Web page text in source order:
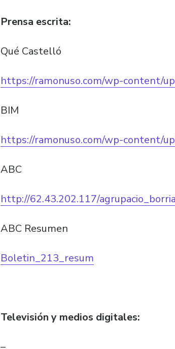
Prensa escrita:
Qué Castelló
https://ramonuso.com/wp-content/
BIM
https://ramonuso.com/wp-content/
ABC
http://62.43.202.117/
ABC Resumen
Boletin_213_resum
Televisión y medios digitales: